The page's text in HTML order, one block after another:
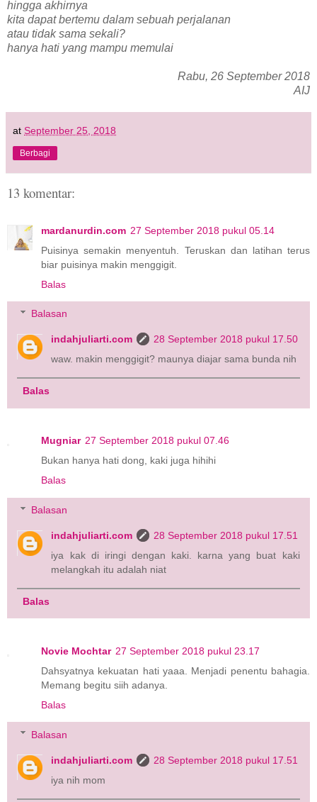
hingga akhirnya
kita dapat bertemu dalam sebuah perjalanan
atau tidak sama sekali?
hanya hati yang mampu memulai
Rabu, 26 September 2018
AIJ
at September 25, 2018
Berbagi
13 komentar:
mardanurdin.com 27 September 2018 pukul 05.14
Puisinya semakin menyentuh. Teruskan dan latihan terus
biar puisinya makin menggigit.
Balas
Balasan
indahjuliarti.com
28 September 2018 pukul 17.50
waw. makin menggigit? maunya diajar sama bunda nih
Balas
Mugniar 27 September 2018 pukul 07.46
Bukan hanya hati dong, kaki juga hihihi
Balas
Balasan
indahjuliarti.com
28 September 2018 pukul 17.51
iya kak di iringi dengan kaki. karna yang buat kaki
melangkah itu adalah niat
Balas
Novie Mochtar 27 September 2018 pukul 23.17
Dahsyatnya kekuatan hati yaaa. Menjadi penentu bahagia.
Memang begitu siih adanya.
Balas
Balasan
indahjuliarti.com
28 September 2018 pukul 17.51
iya nih mom